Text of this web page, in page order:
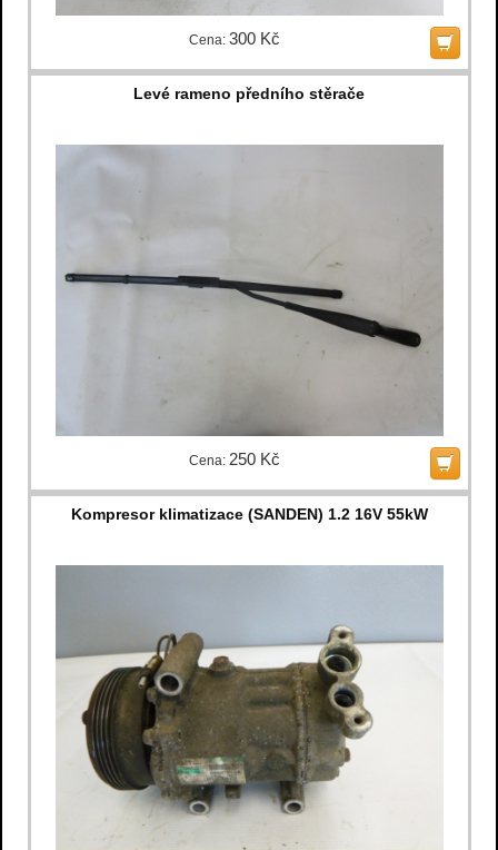
Cena: 300 Kč
Levé rameno předního stěrače
Cena: 250 Kč
Kompresor klimatizace (SANDEN) 1.2 16V 55kW